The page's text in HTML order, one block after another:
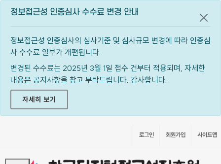
정보접근성 인증심사 수수료 변경 안내
정보접근성 인증심사의 심사기준 및 심사규모 변경에 따라 인증심
사 수수료 일부가 개편됩니다.
변경된 수수료는 2025년 3월 1일 접수 건부터 적용되며, 자세한
내용은 공지사항을 참고 부탁드립니다. 감사합니다.
자세히 보기
공지
로그인 회원가입 사이트맵